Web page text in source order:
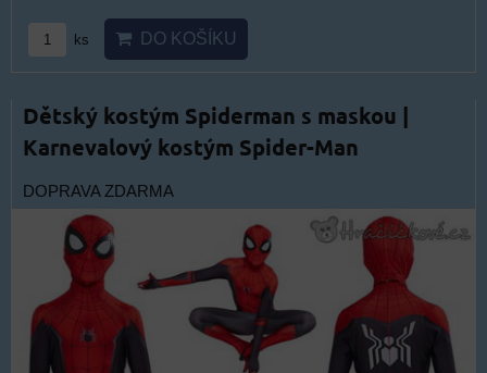
ks DO KOŠÍKU
Dětský kostým Spiderman s maskou |
Karnevalový kostým Spider-Man
DOPRAVA ZDARMA